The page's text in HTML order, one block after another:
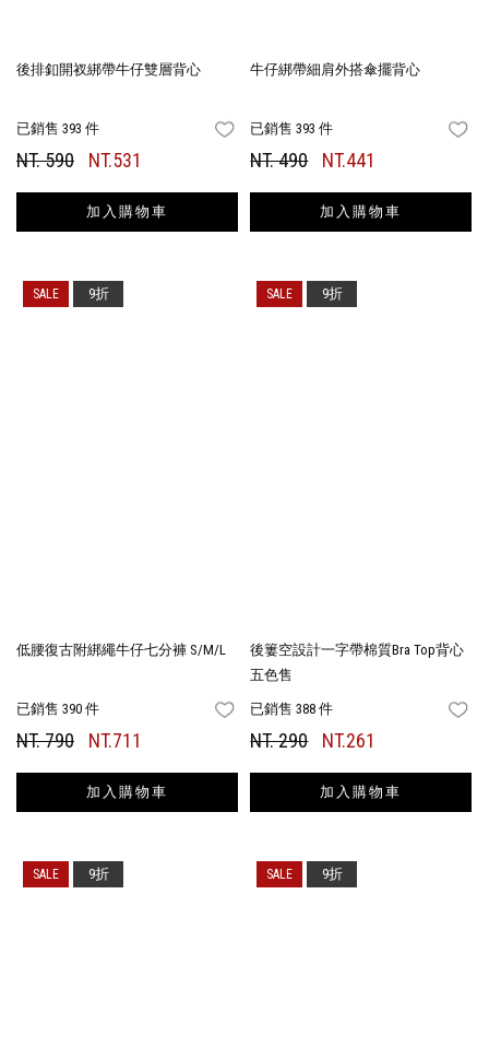
後排釦開衩綁帶牛仔雙層背心
已銷售 393 件 FAVORITES
NT. 590 NT.531
加入購物車
牛仔綁帶細肩外搭傘擺背心
已銷售 393 件
NT. 490 NT.441
加入購物車
低腰復古附綁繩牛仔七分褲 S/M/L
已銷售 390 件 FAVORITES
NT. 790 NT.711
加入購物車
9折
後簍空設計一字帶棉質Bra Top背心
五色售
已銷售 388 件
NT. 290 NT.261
加入購物車
9折
9折 9折